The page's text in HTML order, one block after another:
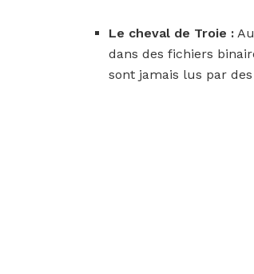
Le cheval de Troie :
dans des fichiers
sont jamais lus par